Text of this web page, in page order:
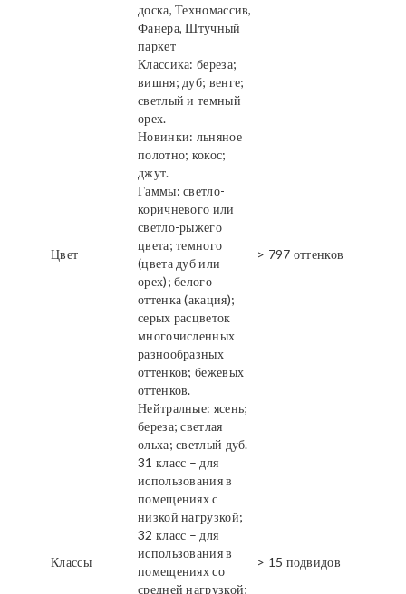
доска, Техномассив,
Фанера, Штучный
паркет
Цвет
Классика: береза;
вишня; дуб; венге;
светлый и темный
орех.
Новинки: льняное
полотно; кокос;
джут.
Гаммы: светло-
коричневого или
светло-рыжего
цвета; темного
(цвета дуб или
орех); белого
оттенка (акация);
серых расцветок
многочисленных
разнообразных
оттенков; бежевых
оттенков.
Нейтралные: ясень;
береза; светлая
ольха; светлый дуб.
> 797 оттенков
Классы
31 класс – для
использования в
помещениях с
низкой нагрузкой;
32 класс – для
использования в
помещениях со
средней нагрузкой;
> 15 подвидов